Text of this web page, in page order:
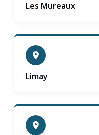
Les Mureaux
Limay